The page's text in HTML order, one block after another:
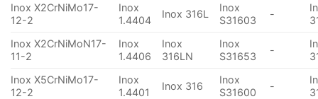
Inox X2CrNiMo17-
12-2
Inox
1.4404
Inox 316L
Inox
S31603
-
Inox X2CrNiMoN17-
11-2
Inox
1.4406
Inox
316LN
Inox
S31653
-
Inox X5CrNiMo17-
12-2
Inox
1.4401
Inox 316
Inox
S31600
-